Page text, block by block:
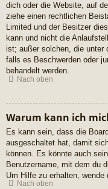
dich oder die Website, auf
ziehe einen rechtlichen
Limited und der Besitzer
kann und nicht die
ist; außer solchen, die unter
falls es Beschwerden oder
behandelt werden.
Nach oben
Warum kann ich
Es kann sein, dass die
ausgeschaltet hat, damit
können. Es könnte auch
Benutzername, mit dem du
Um Hilfe zu erhalten, wende
Nach oben